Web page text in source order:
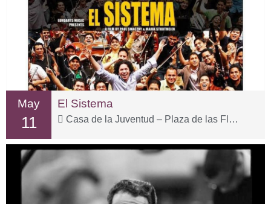
May
11
El Sistema
Casa de la Juventud – Plaza de las Flores, 15